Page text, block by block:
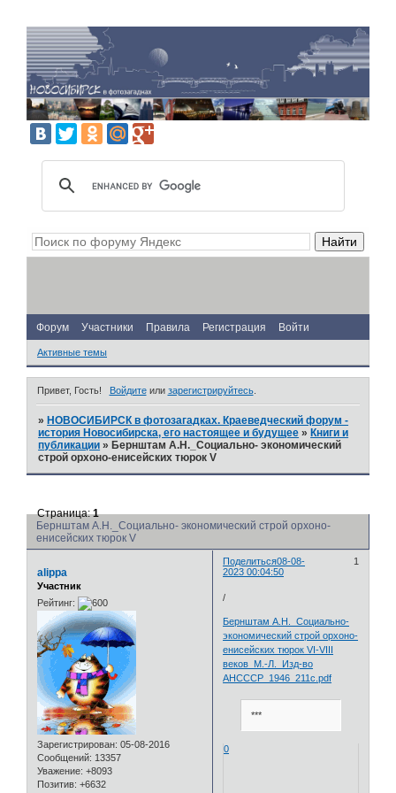
Форум Участники Правила Регистрация Войти
Активные темы
Привет, Гость! Войдитеили зарегистрируйтесь.
» НОВОСИБИРСК в фотозагадках. Краеведческий форум -
история Новосибирска, его настоящее и будущее » Книги и
публикации » Бернштам А.Н._Социально- экономический
строй орхоно-енисейских тюрок V
Бернштам А.Н._Социально- экономический строй орхоно-
енисейских тюрок V
Страница:1
Поделиться 1
08-08-
2023 00:04:50
alippa
Участник
Рейтинг:
Зарегистрирован: 05-08-2016
Сообщений: 13357
Уважение: +8093
Позитив: +6632
/
Бернштам А.Н._Социально-
экономический строй орхоно-
енисейских тюрок VI-VIII
веков_М.-Л._Изд-во
АНСССР_1946_211с.pdf
***
0